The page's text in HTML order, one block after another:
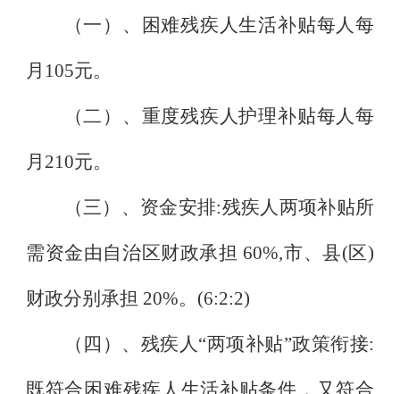
（一）、困难残疾人生活补贴每人每
月 105元。
（二）、重度残疾人护理补贴每人每
月 210元。
（三）、资金安排:残疾人两项补贴所
需资金由自治区财政承担 60%,市、县(区)
财政分别承担 20%。 (6:2:2)
（四）、残疾人“两项补贴”政策衔接:
既符合困难残疾人生活补贴条件，又符合